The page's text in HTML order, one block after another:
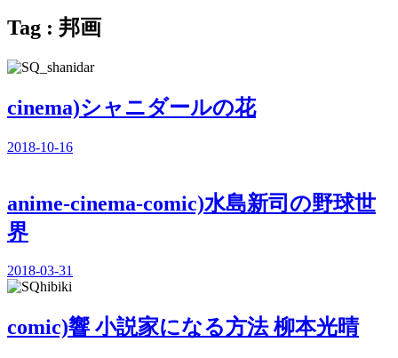
Tag : 邦画
cinema)シャニダールの花
2018-10-16
anime-cinema-comic)水島新司の野球世
界
2018-03-31
comic)響 小説家になる方法 柳本光晴